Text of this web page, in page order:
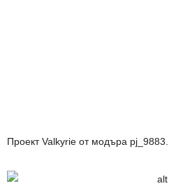
Проект Valkyrie от модъра pj_9883.